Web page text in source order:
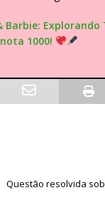
Barbie:
1000!
Questão resolvida